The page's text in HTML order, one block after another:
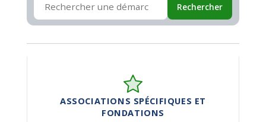
Rechercher
ASSOCIATIONS SPÉCIFIQUES ET
FONDATIONS